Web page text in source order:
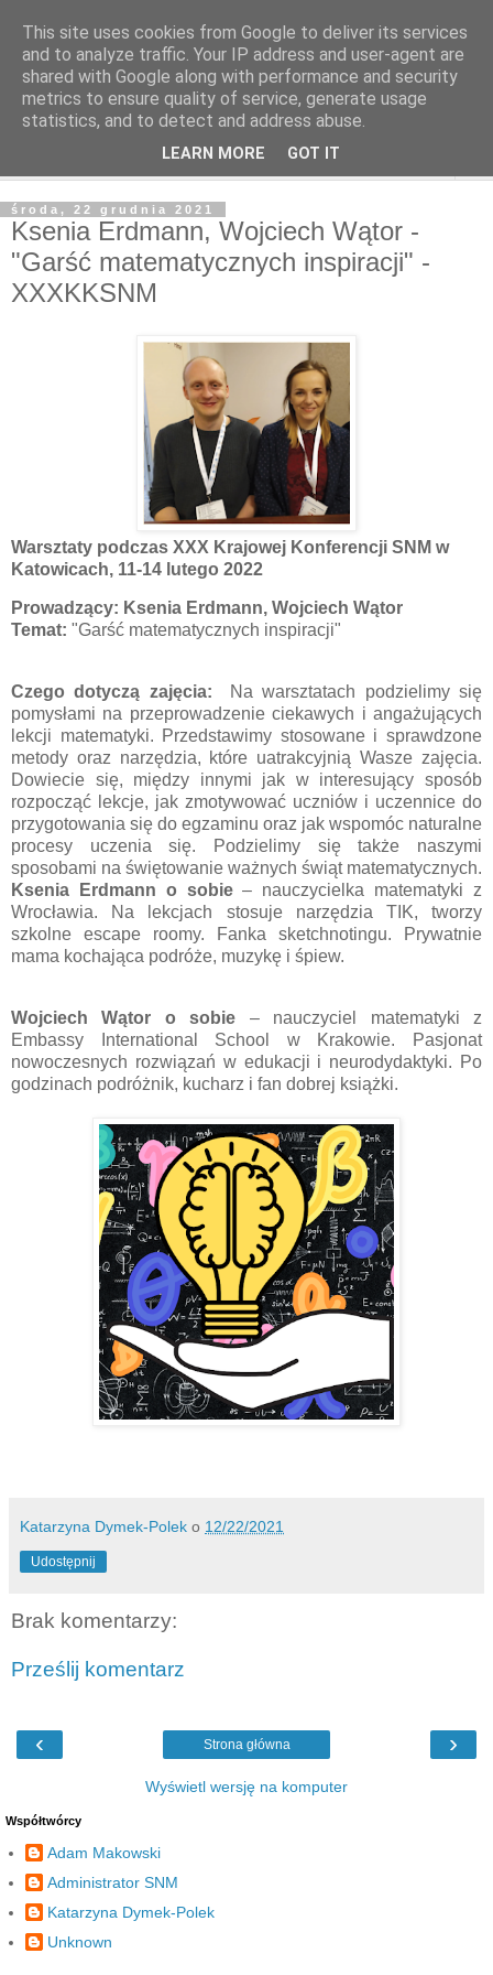
środa, 22 grudnia 2021
Ksenia Erdmann, Wojciech Wątor -
"Garść matematycznych inspiracji" -
XXXKKSNM
Warsztaty podczas XXX Krajowej Konferencji SNM w
Katowicach, 11-14 lutego 2022
Prowadzący: Ksenia Erdmann, Wojciech Wątor
Temat: "Garść matematycznych inspiracji"
Czego dotyczą zajęcia: Na warsztatach podzielimy się
pomysłami na przeprowadzenie ciekawych i angażujących
lekcji matematyki. Przedstawimy stosowane i sprawdzone
metody oraz narzędzia, które uatrakcyjnią Wasze zajęcia.
Dowiecie się, między innymi jak w interesujący sposób
rozpocząć lekcje, jak zmotywować uczniów i uczennice do
przygotowania się do egzaminu oraz jak wspomóc naturalne
procesy uczenia się. Podzielimy się także naszymi
sposobami na świętowanie ważnych świąt matematycznych.
Ksenia Erdmann o sobie– nauczycielka matematyki z
Wrocławia. Na lekcjach stosuje narzędzia TIK, tworzy
szkolne escape roomy. Fanka sketchnotingu. Prywatnie
mama kochająca podróże, muzykę i śpiew.
Wojciech Wątor o sobie – nauczyciel matematyki z
Embassy International School w Krakowie. Pasjonat
nowoczesnych rozwiązań w edukacji i neurodydaktyki. Po
godzinach podróżnik, kucharz i fan dobrej książki.
Katarzyna Dymek-Polek o 12/22/2021
Udostępnij
Brak komentarzy:
Prześlij komentarz
‹ ›
Strona główna
Wyświetl wersję na komputer
Współtwórcy
Adam Makowski
Administrator SNM
Katarzyna Dymek-Polek
Unknown
This site uses cookies from Google to deliver its services
and to analyze traffic. Your IP address and user-agent are
shared with Google along with performance and security
metrics to ensure quality of service, generate usage
statistics, and to detect and address abuse.
LEARN MORE GOT IT